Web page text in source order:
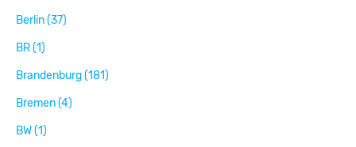
Berlin (37)
BR (1)
Brandenburg (181)
Bremen (4)
BW (1)